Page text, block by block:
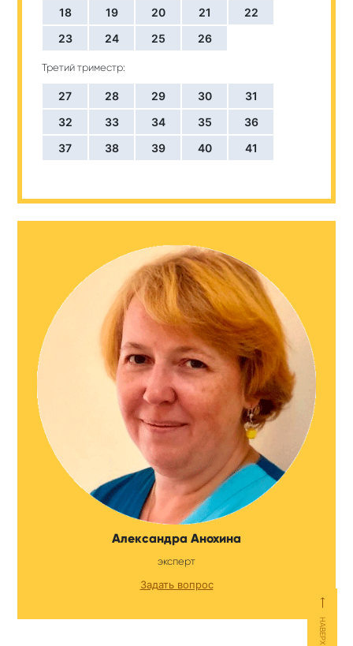
18
19 20 21
22
23
24 25 26
Третий триместр:
27 28 29 30
31
32
33 34 35
36
37
38 39 40 41
Александра Анохина
эксперт
Задать вопрос
⟵
НАВЕРХ